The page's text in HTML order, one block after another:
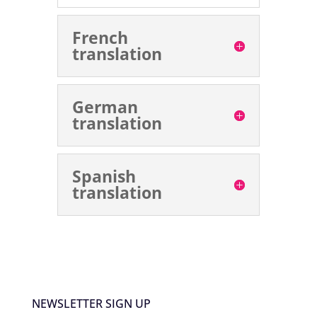
French
translation
German
translation
Spanish
translation
NEWSLETTER SIGN UP